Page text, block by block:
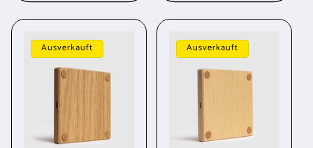
Ausverkauft Ausverkauft